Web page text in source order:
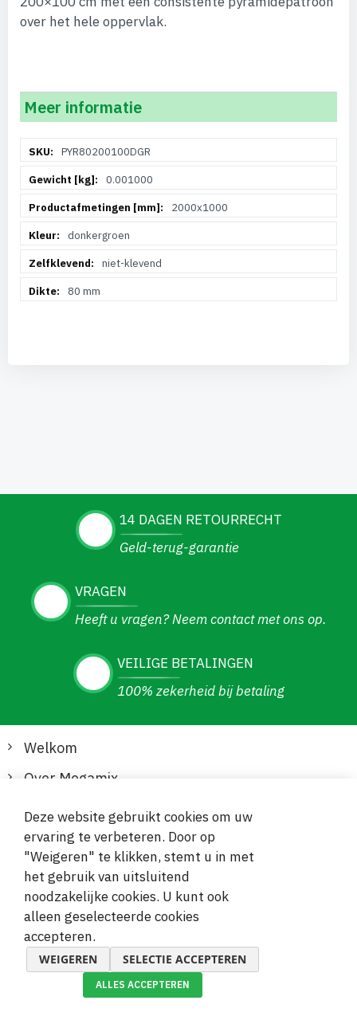
over het hele oppervlak.
Meer informatie
informatiePYR80200100DGR
0.001000
2000x1000
donkergroen
niet-klevend
80 mm
14 DAGEN RETOURRECHT
Geld-terug-garantie
VRAGEN
Heeft u vragen? Neem contact met ons op.
VEILIGE BETALINGEN
100% zekerheid bij betaling
Welkom
Over Megamix
Informatie
Klantenservice
Veilige en gemakkelijke betalingen
Deze website gebruikt cookies om uw
ervaring te verbeteren. Door op
"Weigeren" te klikken, stemt u in met
het gebruik van uitsluitend
noodzakelijke cookies. U kunt ook
alleen geselecteerde cookies
accepteren.
WEIGEREN SELECTIE ACCEPTEREN
ALLES ACCEPTEREN